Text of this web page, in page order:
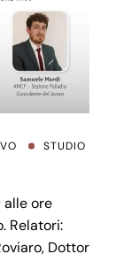
STUDIO
alle ore
Relatori:
Dottor